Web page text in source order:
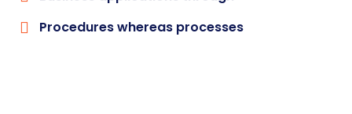
Procedures whereas processes